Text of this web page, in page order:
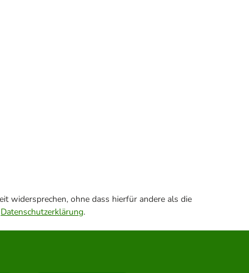
widersprechen, ohne dass hierfür andere als die
Datenschutzerklärung.